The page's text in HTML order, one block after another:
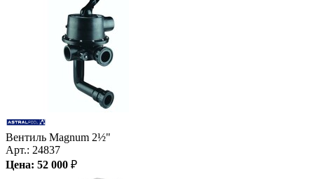
Вентиль Magnum 2½"
Арт.: 24837
Цена: 52 000 ₽